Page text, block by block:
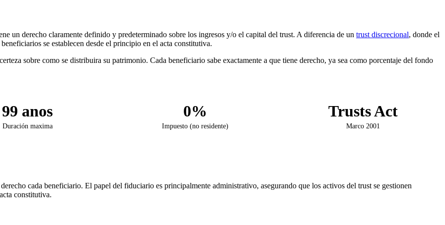
un derecho claramente definido y predeterminado sobre los ingresos y/o el capital del trust. A diferencia de un trust discrecional, donde el
se establecen desde el principio en el acta constitutiva.
sobre como se distribuira su patrimonio. Cada beneficiario sabe exactamente a que tiene derecho, ya sea como porcentaje del fondo
99 anos
Duración maxima
0%
Impuesto (no residente)
Trusts Act
Marco 2001
cada beneficiario. El papel del fiduciario es principalmente administrativo, asegurando que los activos del trust se gestionen
constitutiva.